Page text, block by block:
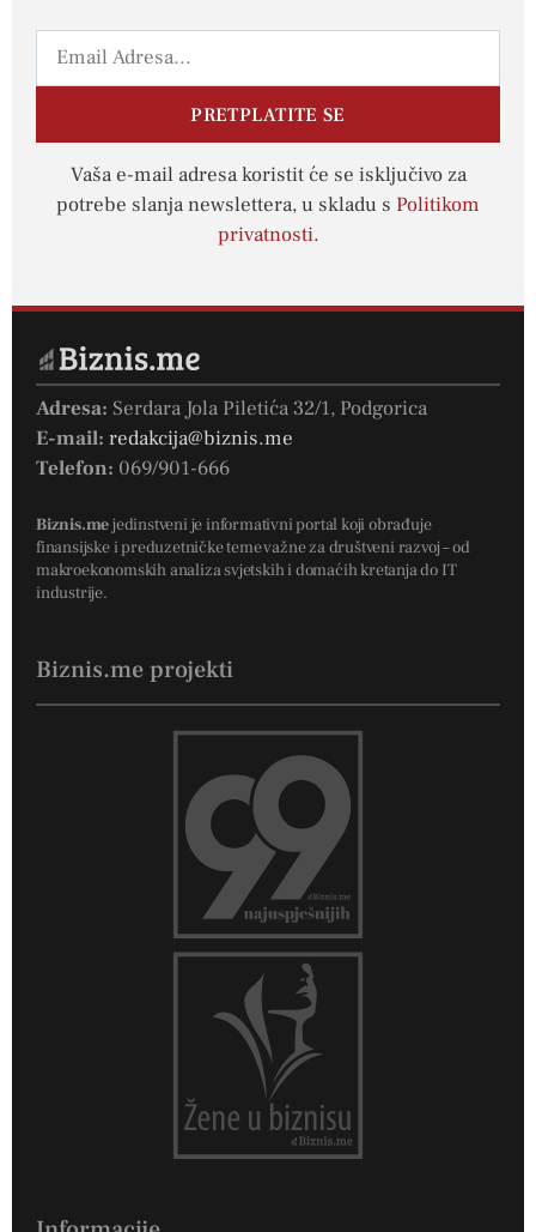
PRETPLATITE SE
Vaša e-mail adresa koristit će se isključivo za
potrebe slanja newslettera, u skladu s Politikom
privatnosti.
Adresa: Serdara Jola Piletića 32/1, Podgorica
E-mail: redakcija@biznis.me
Telefon: 069/901-666
Biznis.mejedinstveni je informativni portal koji obrađuje
finansijske i preduzetničke teme važne za društveni razvoj – od
makroekonomskih analiza svjetskih i domaćih kretanja do IT
industrije.
Biznis.me projekti